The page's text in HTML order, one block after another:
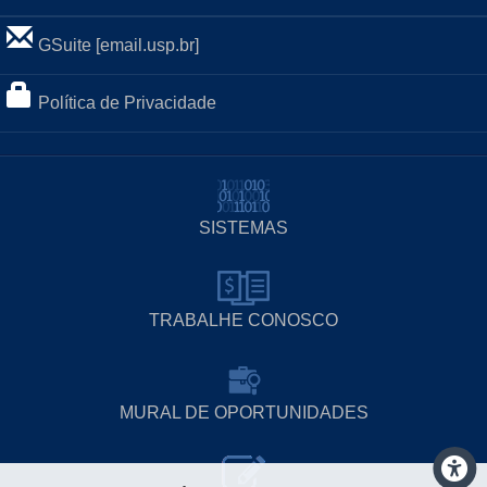
GSuite [email.usp.br]
Política de Privacidade
SISTEMAS
TRABALHE CONOSCO
MURAL DE OPORTUNIDADES